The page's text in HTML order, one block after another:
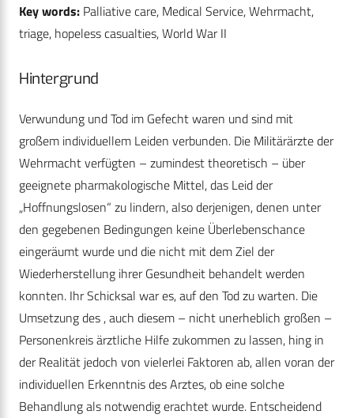
Key words: Palliative care, Medical Service, Wehrmacht,
triage, hopeless casualties, World War II
Hintergrund
Verwundung und Tod im Gefecht waren und sind mit
großem individuellem Leiden verbunden. Die Militärärzte der
Wehrmacht verfügten – zumindest theoretisch – über
geeignete pharmakologische Mittel, das Leid der
„Hoffnungslosen“ zu lindern, also derjenigen, denen unter
den gegebenen Bedingungen keine Überlebenschance
eingeräumt wurde und die nicht mit dem Ziel der
Wiederherstellung ihrer Gesundheit behandelt werden
konnten. Ihr Schicksal war es, auf den Tod zu warten. Die
Umsetzung des , auch diesem – nicht unerheblich großen –
Personenkreis ärztliche Hilfe zukommen zu lassen, hing in
der Realität jedoch von vielerlei Faktoren ab, allen voran der
individuellen Erkenntnis des Arztes, ob eine solche
Behandlung als notwendig erachtet wurde. Entscheidend